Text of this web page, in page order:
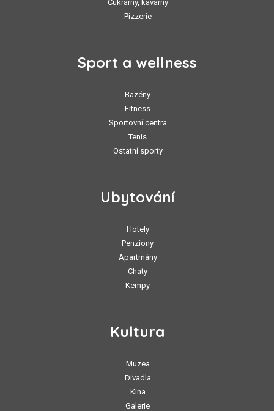
Cukrárny, kavárny
Pizzerie
Sport a wellness
Bazény
Fitness
Sportovní centra
Tenis
Ostatní sporty
Ubytování
Hotely
Penziony
Apartmány
Chaty
Kempy
Kultura
Muzea
Divadla
Kina
Galerie